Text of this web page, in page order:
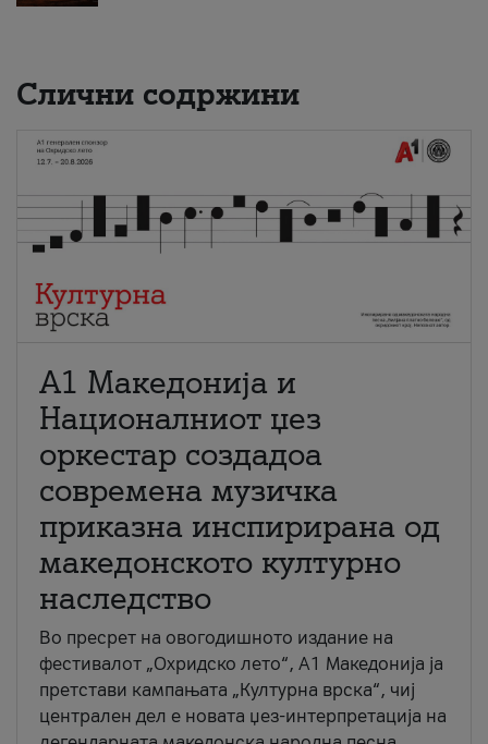
Слични содржини
А1 Македонија и
Националниот џез
оркестар создадоа
современа музичка
приказна инспирирана од
македонското културно
наследство
Во пресрет на овогодишното издание на
фестивалот „Охридско лето“, А1 Македонија ја
претстави кампањата „Културна врска“, чиј
централен дел е новата џез-интерпретација на